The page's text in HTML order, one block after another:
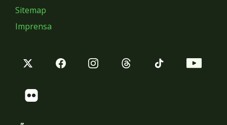
Sitemap
Imprensa